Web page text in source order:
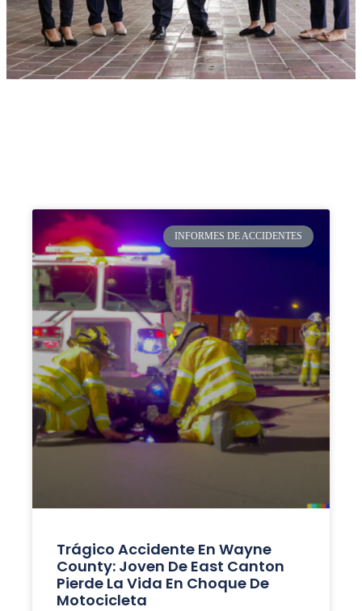
INFORMES DE ACCIDENTES
Trágico Accidente En Wayne
County: Joven De East Canton
Pierde La Vida En Choque De
Motocicleta